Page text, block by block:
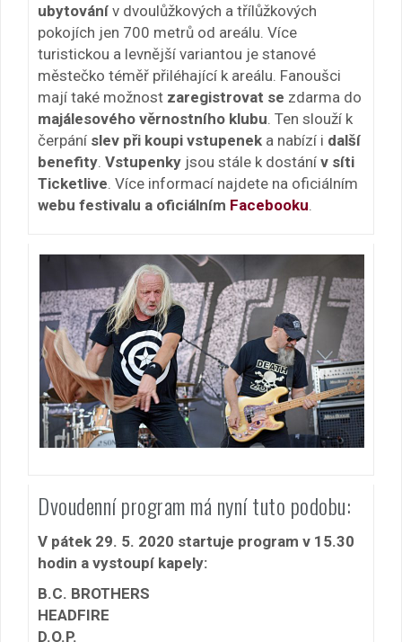
ubytování v dvoulůžkových a třílůžkových
pokojích jen 700 metrů od areálu. Více
turistickou a levnější variantou je stanové
městečko téměř přiléhající k areálu. Fanoušci
mají také možnost zaregistrovat se zdarma do
majálesového věrnostního klubu . Ten slouží k
čerpání slev při koupi vstupenek a nabízí i další
benefity Vstupenky jsou stále k dostání v síti
Ticketlive . Více informací najdete na oficiálním
webu festivalu a oficiálním Facebooku
Dvoudenní program má nyní tuto podobu:
V pátek 29. 5. 2020 startuje program v 15.30
hodin a vystoupí kapely:
B.C. BROTHERS
HEADFIRE
D.O.P.